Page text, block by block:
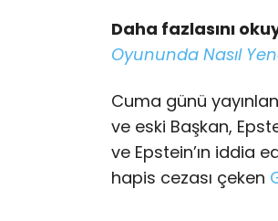
Daha fazlasını
Oyununda Nasıl
Cuma günü
ve eski Başkan,
ve Epstein’ın iddia
hapis cezası çeken